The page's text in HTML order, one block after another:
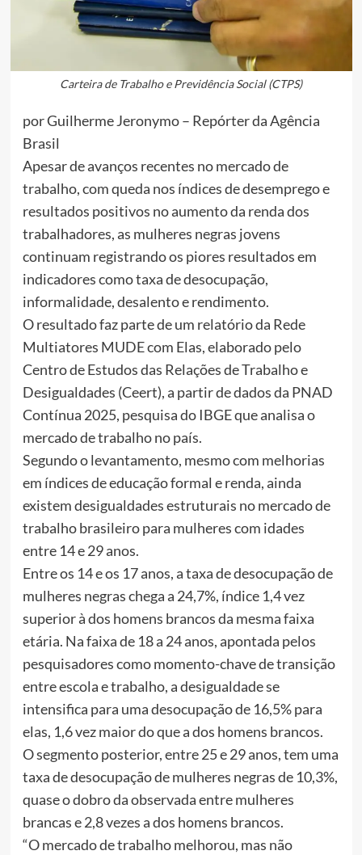
Carteira de Trabalho e Previdência Social (CTPS)
por Guilherme Jeronymo – Repórter da Agência
Brasil
Apesar de avanços recentes no mercado de
trabalho, com queda nos índices de desemprego e
resultados positivos no aumento da renda dos
trabalhadores, as mulheres negras jovens
continuam registrando os piores resultados em
indicadores como taxa de desocupação,
informalidade, desalento e rendimento.
O resultado faz parte de um relatório da Rede
Multiatores MUDE com Elas, elaborado pelo
Centro de Estudos das Relações de Trabalho e
Desigualdades (Ceert), a partir de dados da PNAD
Contínua 2025, pesquisa do IBGE que analisa o
mercado de trabalho no país.
Segundo o levantamento, mesmo com melhorias
em índices de educação formal e renda, ainda
existem desigualdades estruturais no mercado de
trabalho brasileiro para mulheres com idades
entre 14 e 29 anos.
Entre os 14 e os 17 anos, a taxa de desocupação de
mulheres negras chega a 24,7%, índice 1,4 vez
superior à dos homens brancos da mesma faixa
etária. Na faixa de 18 a 24 anos, apontada pelos
pesquisadores como momento-chave de transição
entre escola e trabalho, a desigualdade se
intensifica para uma desocupação de 16,5% para
elas, 1,6 vez maior do que a dos homens brancos.
O segmento posterior, entre 25 e 29 anos, tem uma
taxa de desocupação de mulheres negras de 10,3%,
quase o dobro da observada entre mulheres
brancas e 2,8 vezes a dos homens brancos.
“O mercado de trabalho melhorou, mas não